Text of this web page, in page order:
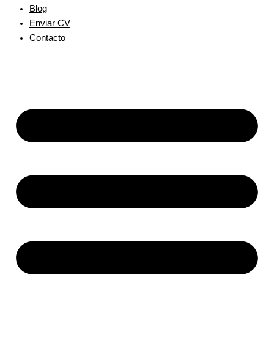
Blog
Enviar CV
Contacto